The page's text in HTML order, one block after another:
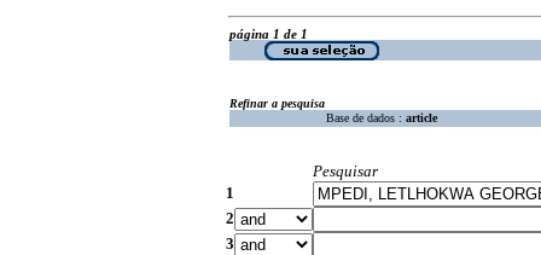
página 1 de 1
Refinar a pesquisa
Base de dados : article
Pesquisar
1
2
3